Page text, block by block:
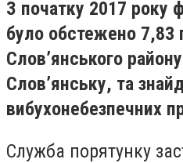
З початку 2017 року
було обстежено 7,83
Слов’янського
Слов’янську, та
вибухонебезпечних
Служба порятунку